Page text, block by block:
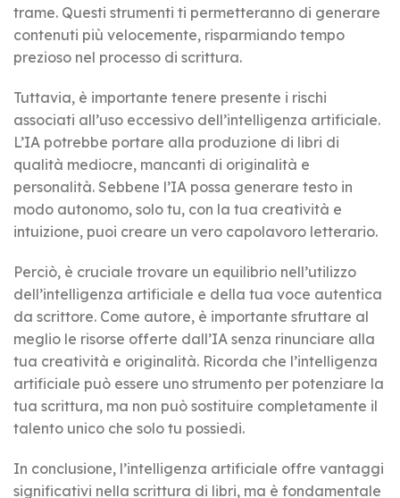
trame. Questi strumenti ti permetteranno di generare
contenuti più velocemente, risparmiando tempo
prezioso nel processo di scrittura.
Tuttavia, è importante tenere presente i rischi
associati all’uso eccessivo dell’intelligenza artificiale.
L’IA potrebbe portare alla produzione di libri di
qualità mediocre, mancanti di originalità e
personalità. Sebbene l’IA possa generare testo in
modo autonomo, solo tu, con la tua creatività e
intuizione, puoi creare un vero capolavoro letterario.
Perciò, è cruciale trovare un equilibrio nell’utilizzo
dell’intelligenza artificiale e della tua voce autentica
da scrittore. Come autore, è importante sfruttare al
meglio le risorse offerte dall’IA senza rinunciare alla
tua creatività e originalità. Ricorda che l’intelligenza
artificiale può essere uno strumento per potenziare la
tua scrittura, ma non può sostituire completamente il
talento unico che solo tu possiedi.
In conclusione, l’intelligenza artificiale offre vantaggi
significativi nella scrittura di libri, ma è fondamentale